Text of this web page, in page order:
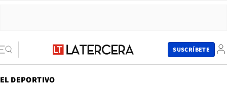
SUSCRÍBETE
EL DEPORTIVO